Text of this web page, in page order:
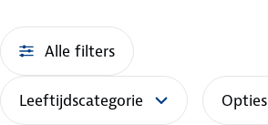
Alle filters
Leeftijdscategorie Opties